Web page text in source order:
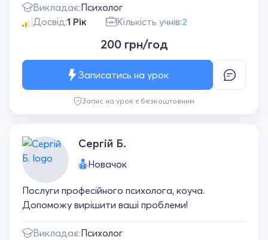
Викладає:Психолог
Досвід:1 Рік Кількість учнів:2
200 грн/год
Запис на урок є безкоштовним
Записатись на урок
Сергій Б.
Новачок
Послуги професійного психолога, коуча.
Допоможу вирішити ваші проблеми!
Викладає:Психолог